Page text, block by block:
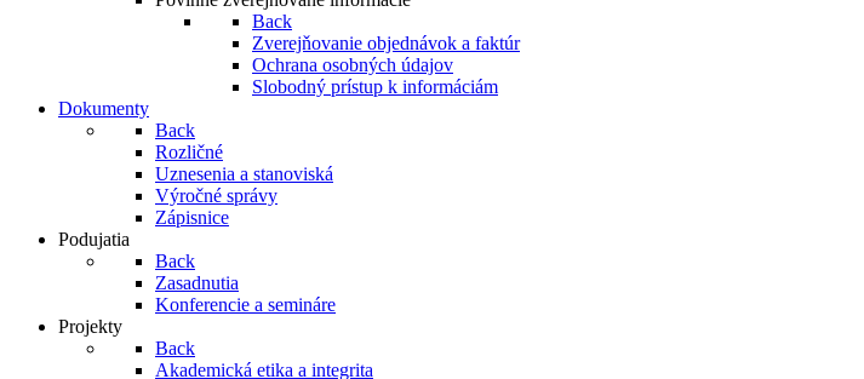
Back
Zverejňovanie objednávok a faktúr
Ochrana osobných údajov
Slobodný prístup k informáciám
Dokumenty
Back
Rozličné
Uznesenia a stanoviská
Výročné správy
Zápisnice
Podujatia
Back
Zasadnutia
Konferencie a semináre
Projekty
Back
Akademická etika a integrita